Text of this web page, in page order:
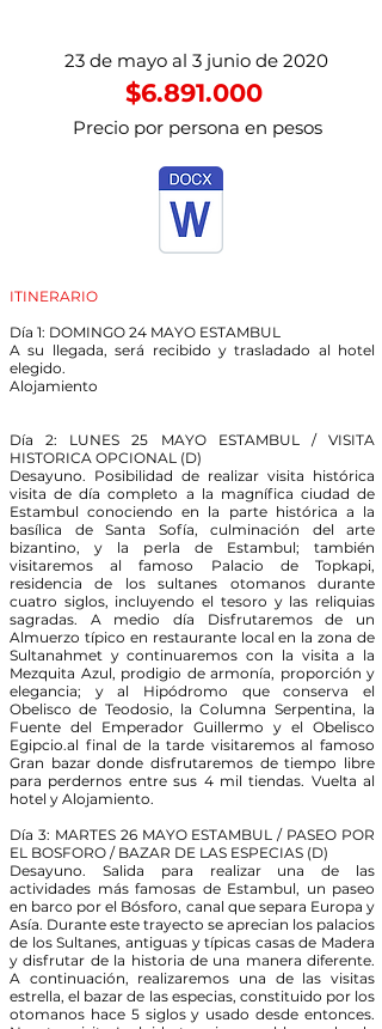
23 de mayo al 3 junio de 2020
$6.891.000
Precio por persona en pesos
ITINERARIO
Día 1: DOMINGO 24 MAYO ESTAMBUL
A su llegada, será recibido y trasladado al hotel
elegido.
Alojamiento
Día 2: LUNES 25 MAYO ESTAMBUL / VISITA
HISTORICA OPCIONAL (D)
Desayuno. Posibilidad de realizar visita histórica
visita de día completo a la magnífica ciudad de
Estambul conociendo en la parte histórica a la
basílica de Santa Sofía, culminación del arte
bizantino, y la perla de Estambul; también
visitaremos al famoso Palacio de Topkapi,
residencia de los sultanes otomanos durante
cuatro siglos, incluyendo el tesoro y las reliquias
sagradas. A medio día Disfrutaremos de un
Almuerzo típico en restaurante local en la zona de
Sultanahmet y continuaremos con la visita a la
Mezquita Azul, prodigio de armonía, proporción y
elegancia; y al Hipódromo que conserva el
Obelisco de Teodosio, la Columna Serpentina, la
Fuente del Emperador Guillermo y el Obelisco
Egipcio.al final de la tarde visitaremos al famoso
Gran bazar donde disfrutaremos de tiempo libre
para perdernos entre sus 4 mil tiendas. Vuelta al
hotel y Alojamiento.
Día 3: MARTES 26 MAYO ESTAMBUL / PASEO POR
EL BOSFORO / BAZAR DE LAS ESPECIAS (D)
Desayuno. Salida para realizar una de las
actividades más famosas de Estambul, un paseo
en barco por el Bósforo, canal que separa Europa y
Asía. Durante este trayecto se aprecian los palacios
de los Sultanes, antiguas y típicas casas de Madera
y disfrutar de la historia de una manera diferente.
A continuación, realizaremos una de las visitas
estrella, el bazar de las especias, constituido por los
otomanos hace 5 siglos y usado desde entonces.